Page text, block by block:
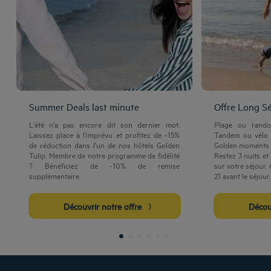
Summer Deals last minute
L'été n'a pas encore dit son dernier mot.
Laissez place à l'imprévu et profitez de -15%
de réduction dans l'un de nos hôtels Golden
Tulip. Membre de notre programme de fidélité
? Bénéficiez de -10% de remise
supplémentaire.
Découvrir notre offre
Offre Long
Plage ou
Tandem ou
Golden
Restez 3 nuits
sur votre séjour.
21 avant le séjour.
Hôtels Aix-les-Bains
Hôtels Marseille
Hôtels Bordeaux
Hôtels Paris
Hôtels Bangkok
Politique des données personnelles